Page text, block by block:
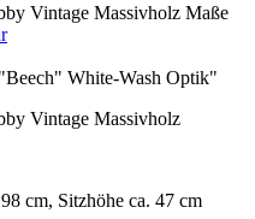
Vintage Massivholz Maße
White-Wash Optik"
Vintage Massivholz
cm, Sitzhöhe ca. 47 cm